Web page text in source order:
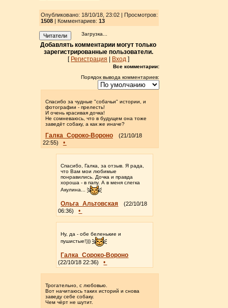
Опубликовано: 18/10/18, 23:02 | Просмотров:
1508| Комментариев: 13
Читатели Загрузка...
Добавлять комментарии могут только
зарегистрированные пользователи.
[ Регистрация Вход]
Все комментарии:
Порядок вывода комментариев:
Спасибо за чудные "собачьи" истории, и
фотографии - прелесть!
И очень красивая дочка!
Не сомневаюсь, что в будущем она тоже
заведёт собаку, а как же иначе?
Галка_Сороко-Вороно
(21/10/18
22:55)
•
Спасибо, Галка, за отзыв. Я рада,
что Вам мои любимые
понравились. Дочка и правда
хороша - в папу. А в меня слегка
Акулина...
Ольга_Альтовская
(22/10/18
06:36)
•
Ну, да - обе беленькие и
пушистые!)))
Галка_Сороко-Вороно
(22/10/18 22:36) •
Трогательно, с любовью.
Вот начитаюсь таких историй и снова
заведу себе собаку.
Чем чёрт не шутит.